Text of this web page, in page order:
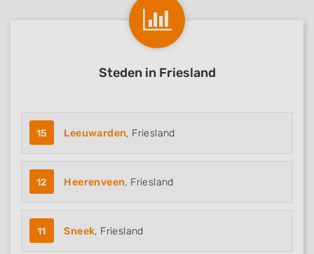
Steden in Friesland
15 Leeuwarden, Friesland
12 Heerenveen, Friesland
11 Sneek, Friesland